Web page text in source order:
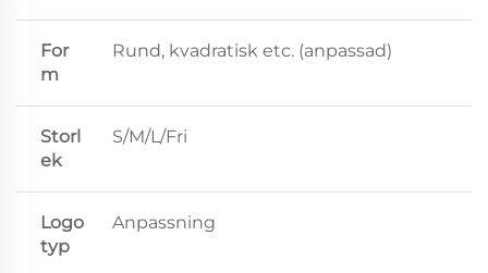
For
m
Rund, kvadratisk etc. (anpassad)
Storl
ek
S/M/L/Fri
Logo
typ
Anpassning